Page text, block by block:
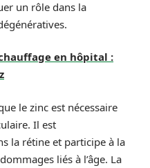
un rôle dans la
en hôpital :
le zinc est nécessaire
Il est
la rétine et participe à la
liés à l’âge. La